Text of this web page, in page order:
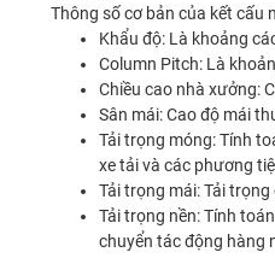
Thông số cơ bản của kết cấu
Khẩu độ: Là khoảng
Column Pitch: Là
Chiều cao nhà xưởng:
Sân mái: Cao độ mái
Tải trọng móng: Tính
xe tải và các phương
Tải trọng mái: Tải
Tải trọng nền: Tính
chuyển tác động hàng